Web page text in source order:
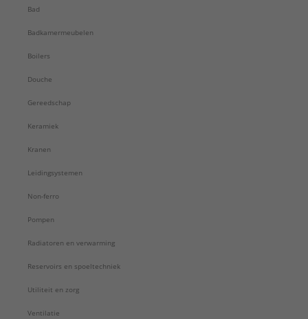
Type uitloop:
Uittrekbare uitloop met handdouche:
Uittrekbare uitloop met
Nee
Uitvoering uitloop:
Voorsprong uitloop:
Voorzien van kettingoog:
Serie:
Eurosmart CE
Bad
Badkamermeubelen
Boilers
Douche
Gereedschap
Keramiek
Kranen
Leidingsystemen
Non-ferro
Pompen
Radiatoren en verwarming
Reservoirs en spoeltechniek
Utiliteit en zorg
Ventilatie